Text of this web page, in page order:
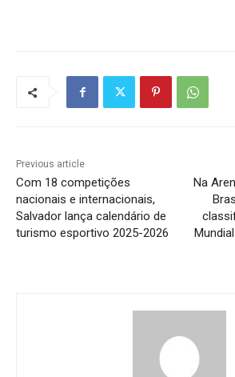
Previous article
Com 18 competições
nacionais e internacionais,
Salvador lança calendário de
turismo esportivo 2025-2026
Na